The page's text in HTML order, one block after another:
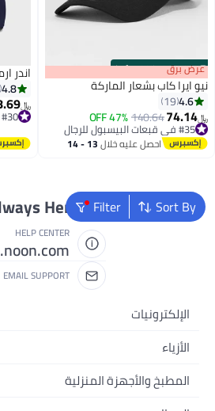
00m:00s
·
100% Left عرض برق
نيو ايرا كاب بشعار الماركة
4.6
19
﷼‏74.14
140.64
47% OFF
#35 في قبعات البيسبول للرجال
#35 في قبعات البيسبول للرجال احصل عليه خلال 13 - 14
اندر
4.8
﷼‏
#30 في قبعات البيسبول النسائية
Sort By
Filter
Here To Help
HELP CENTER
EMAIL SUPPORT
الإلكترونيات
الجوالات
اللابتوبات
الأزياء
أزياء نسائية
المطبخ والأجهزة المنزلية